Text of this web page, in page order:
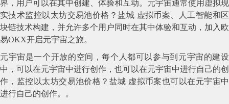
界，用户可以在其中创建、体验和互动。元宇宙通常使用虚拟现
实技术监控以太坊交易池价格？盐城 虚拟币案、人工智能和区
块链技术构建，并允许多个用户同时在其中体验和互动，加入欧
易OKX开启元宇宙之旅。
元宇宙是一个开放的空间，每个人都可以参与到元宇宙的建设
中，可以在元宇宙中进行创作，也可以在元宇宙中进行自己的创
作，监控以太坊交易池价格？盐城 虚拟币案也可以在元宇宙中
进行自己的创作。。